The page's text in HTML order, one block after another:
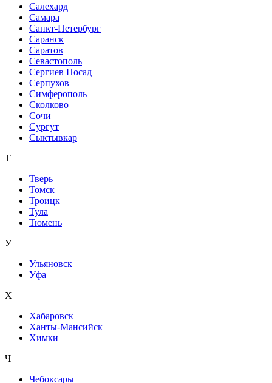
Салехард
Самара
Санкт-Петербург
Саранск
Саратов
Севастополь
Сергиев Посад
Серпухов
Симферополь
Сколково
Сочи
Сургут
Сыктывкар
Т
Тверь
Томск
Троицк
Тула
Тюмень
У
Ульяновск
Уфа
Х
Хабаровск
Ханты-Мансийск
Химки
Ч
Чебоксары